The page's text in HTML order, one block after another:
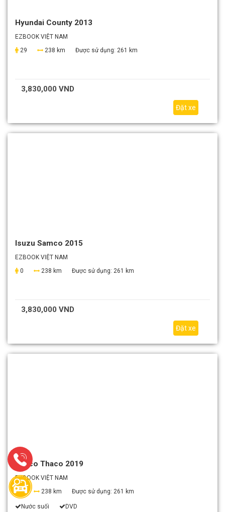
Hyundai County 2013
EZBOOK VIỆT NAM
29
238 km Được sử dụng: 261 km
3,830,000 VND
Đặt xe
Isuzu Samco 2015
EZBOOK VIỆT NAM
0
238 km Được sử dụng: 261 km
3,830,000 VND
Đặt xe
Thaco Thaco 2019
EZBOOK VIỆT NAM
0
238 km Được sử dụng: 261 km
Nước suối DVD